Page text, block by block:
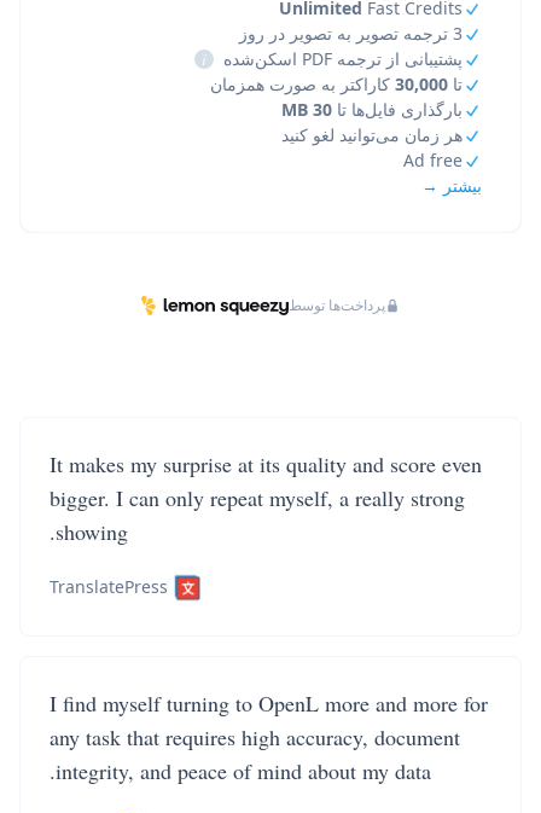
Unlimited Fast Credits
3 ترجمه تصویر به تصویر در روز
پشتیبانی از ترجمه PDF اسکن‌شده
i
تا 30,000 کاراکتر به صورت همزمان
بارگذاری فایل‌ها تا 30 MB
هر زمان می‌توانید لغو کنید
Ad free
بیشتر →
پرداخت‌ها توسط
It makes my surprise at its quality and score even
bigger. I can only repeat myself, a really strong
showing.
TranslatePress
I find myself turning to OpenL more and more for
any task that requires high accuracy, document
integrity, and peace of mind about my data.